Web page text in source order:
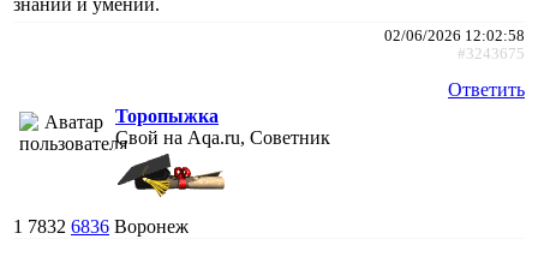
02/06/2026 12:02:58
#3243675
Ответить
Торопыжка
Свой на Aqa.ru, Советник
1 7832 6836 Воронеж